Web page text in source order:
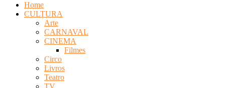
Home
CULTURA
Arte
CARNAVAL
CINEMA
Filmes
Circo
Livros
Teatro